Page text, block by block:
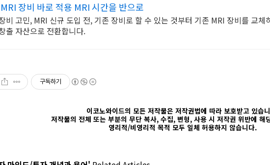
장비 바로 적용 MRI 시간을 반으로
비 고민, MRI 신규 도입 전, 기존 장비로 할 수 있는 것부터 기존 MRI 장비를 교체
출 자산으로 전환합니다.
구독하기
이코노와이드의 모든 저작물은 저작권법에 따라 보호받고 있습
저작물의 전체 또는 부분의 무단 복사, 수집, 변형, 사용 시 저작권 위반에 해
영리적/비영리적 목적 모두 일체 허용하지 않습니다.